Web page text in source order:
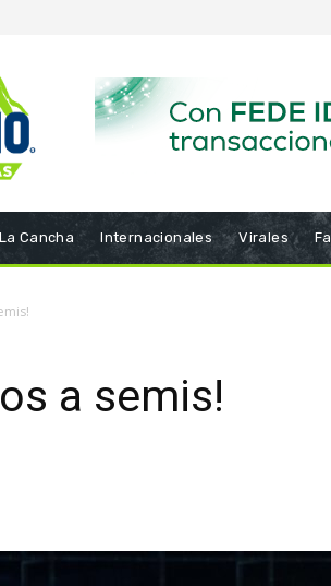
Cancha Internacionales Virales
a semis!